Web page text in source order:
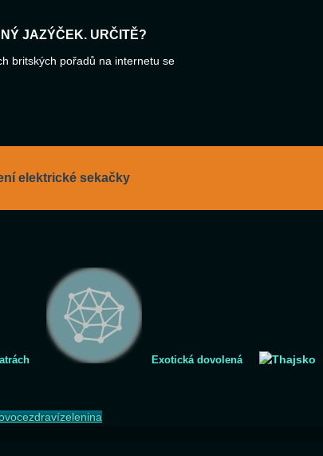
JAZÝČEK. URČITĚ?
britských pořadů na internetu se
elektrické sekačky
Exotická dovolená
zdravízelenina